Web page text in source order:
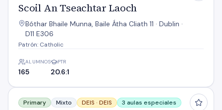
Scoil An Tseachtar Laoch
Bóthar Bhaile Munna, Baile Átha Cliath 11 · Dublin ·
D11 E306
Patrón: Catholic
ALUMNOS
165
PTR
20.6:1
Scoil Sinead NS
Primary Mixto DEIS · DEIS 3 aulas especiales